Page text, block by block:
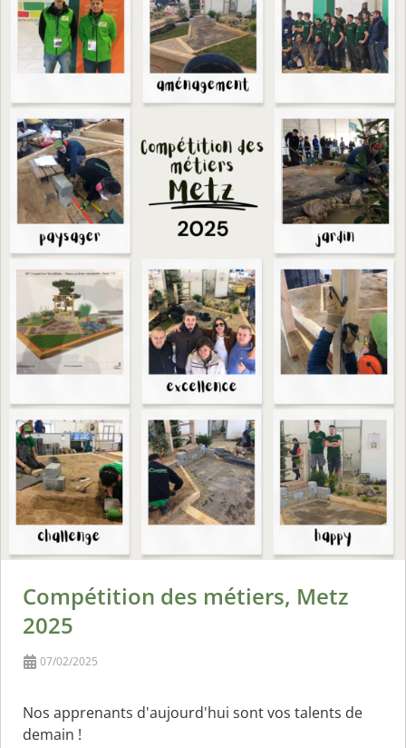
Compétition des métiers, Metz
2025
07/02/2025
Nos apprenants d'aujourd'hui sont vos talents de
demain !